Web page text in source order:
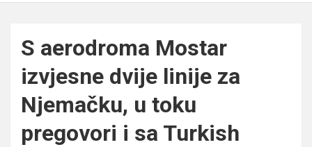
S aerodroma Mostar
izvjesne dvije linije za
Njemačku, u toku
pregovori i sa Turkish